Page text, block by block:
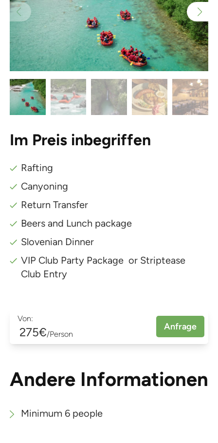
Im Preis inbegriffen
Rafting
Canyoning
Return Transfer
Beers and Lunch package
Slovenian Dinner
VIP Club Party Package or Striptease
Club Entry
Von:
275€/Person
Anfrage
Andere Informationen
Minimum 6 people